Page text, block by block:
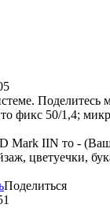
Поделитесь
фикс 50/1,4;
Mark IIN то -
цветуечки,
Поделиться